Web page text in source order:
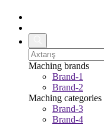
Maching brands
Brand-1
Brand-2
Maching categories
Brand-3
Brand-4